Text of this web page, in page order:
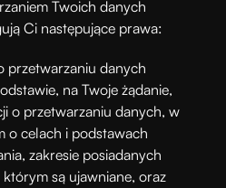
Twoich danych
Ci następujące prawa:
przetwarzaniu danych
na Twoje żądanie,
o przetwarzaniu danych, w
o celach i podstawach
zakresie posiadanych
są ujawniane, oraz